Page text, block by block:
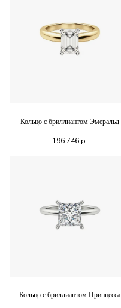
Кольцо с бриллиантом Эмеральд
196 746р.
Кольцо с бриллиантом Принцесса